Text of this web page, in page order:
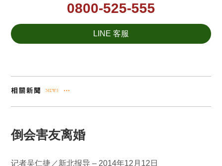
0800-525-555
LINE 客服
倒会害友离婚
记者吴仁捷／新北报导 – 2014年12月12日